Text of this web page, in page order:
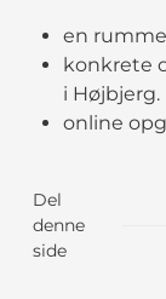
en
konkrete
i Højbjerg.
online
Del
denne
side